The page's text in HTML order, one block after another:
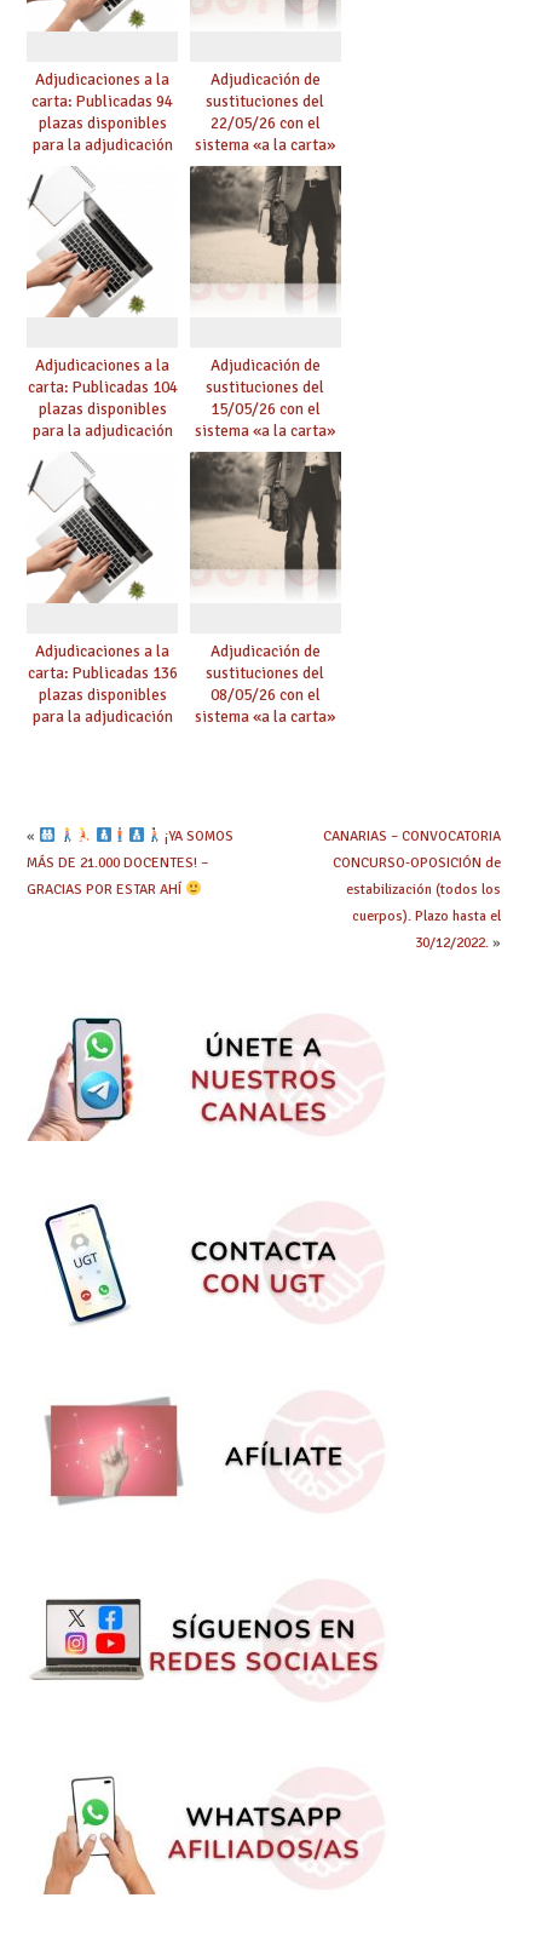
Adjudicaciones a la
carta: Publicadas 94
plazas disponibles
para la adjudicación
de mañana y abierto
plazo de solicitudes
Adjudicación de
sustituciones del
22/05/26 con el
sistema «a la carta»
conseguido con el
Acuerdo de Mejoras
Adjudicaciones a la
carta: Publicadas 104
plazas disponibles
para la adjudicación
de mañana y abierto
plazo de solicitudes
Adjudicación de
sustituciones del
15/05/26 con el
sistema «a la carta»
conseguido con el
Acuerdo de Mejoras
Adjudicaciones a la
carta: Publicadas 136
plazas disponibles
para la adjudicación
Adjudicación de
sustituciones del
08/05/26 con el
sistema «a la carta»
«
¡YA SOMOS
MÁS DE 21.000 DOCENTES! –
GRACIAS POR ESTAR AHÍ
CANARIAS – CONVOCATORIA
CONCURSO-OPOSICIÓN de
estabilización (todos los
cuerpos). Plazo hasta el
30/12/2022.»